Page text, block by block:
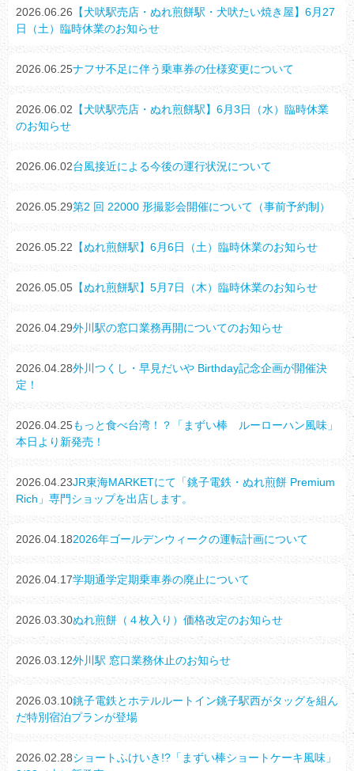
2026.06.26 【犬吠駅売店・ぬれ煎餅駅・犬吠たい焼き屋】6月27
日（土）臨時休業のお知らせ
2026.06.25ナフサ不足に伴う乗車券の仕様変更について
2026.06.02 【犬吠駅売店・ぬれ煎餅駅】6月3日（水）臨時休業
のお知らせ
2026.06.02台風接近による今後の運行状況について
2026.05.29第2 回 22000 形撮影会開催について（事前予約制）
2026.05.22 【ぬれ煎餅駅】6月6日（土）臨時休業のお知らせ
2026.05.05 【ぬれ煎餅駅】5月7日（木）臨時休業のお知らせ
2026.04.29外川駅の窓口業務再開についてのお知らせ
2026.04.28外川つくし・早見だいや Birthday記念企画が開催決
定！
2026.04.25もっと食べ台湾！？「まずい棒 ルーローハン風味」
本日より新発売！
2026.04.23JR東海MARKETにて「銚子電鉄・ぬれ煎餅 Premium
Rich」専門ショップを出店します。
2026.04.182026年ゴールデンウィークの運転計画について
2026.04.17学期通学定期乗車券の廃止について
2026.03.30ぬれ煎餅（４枚入り）価格改定のお知らせ
2026.03.12外川駅 窓口業務休止のお知らせ
2026.03.10銚子電鉄とホテルルートイン銚子駅西がタッグを組ん
だ特別宿泊プランが登場
2026.02.28ショートふけいき!?「まずい棒ショートケーキ風味」